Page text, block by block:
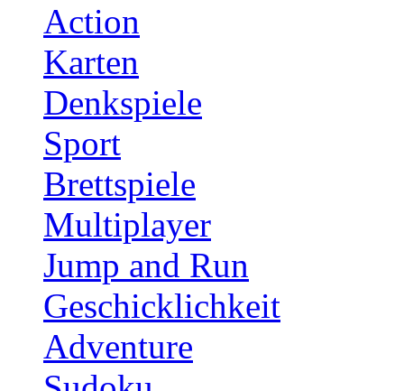
Action
Karten
Denkspiele
Sport
Brettspiele
Multiplayer
Jump and Run
Geschicklichkeit
Adventure